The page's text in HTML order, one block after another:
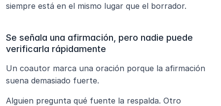
siempre está en el mismo lugar que el borrador.
Se señala una afirmación, pero nadie puede
verificarla rápidamente
Un coautor marca una oración porque la afirmación
suena demasiado fuerte.
Alguien pregunta qué fuente la respalda. Otro